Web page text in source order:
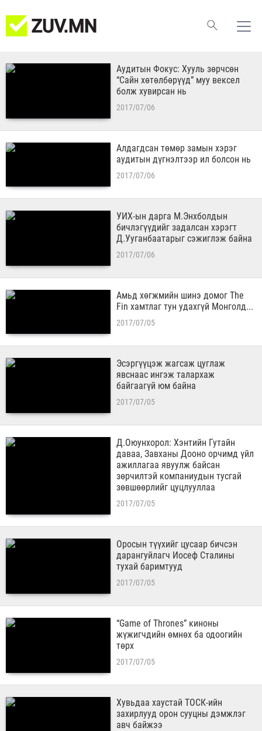
Аудитын Фокус: Хууль зөрчсөн
“Сайн хөтөлбөрүүд” муу вексел
болж хувирсан нь
2017/07/06
Алдагдсан төмөр замын хэрэг
аудитын дүгнэлтээр ил болсон нь
2017/07/06
​УИХ-ын дарга М.Энхболдын
бичлэгүүдийг задалсан хэрэгт
Д.Ууганбаатарыг сэжиглэж байна
2017/07/06
Амьд хөгжмийн шинэ домог The
Fin хамтлаг тун удахгүй Монголд...
2017/07/05
Эсэргүүцэж жагсаж цуглаж
явснаас ингэж талархаж
байгаагүй юм байна
2017/07/05
Д.Оюунхорол: Хэнтийн Гутайн
даваа, Завханы Дооно орчимд үйл
ажиллагаа явуулж байсан
зөрчилтэй компаниудын тусгай
зөвшөөрлийг цуцлууллаа
2017/07/05
Оросын түүхийг цусаар бичсэн
дарангуйлагч Иосеф Сталины
тухай баримтууд
2017/07/05
“Game of Thrones” киноны
жүжигчдийн өмнөх ба одоогийн
төрх
2017/07/05
​Хувьдаа хаустай ТОСК-ийн
захирлууд орон сууцны дэмжлэг
авч байжээ